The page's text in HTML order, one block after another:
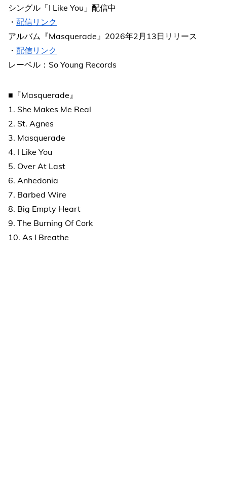
シングル「I Like You」配信中
・ 配信リンク
アルバム『Masquerade』2026年2月13日リリース
・ 配信リンク
レーベル：So Young Records
■『Masquerade』
1. She Makes Me Real
2. St. Agnes
3. Masquerade
4. I Like You
5. Over At Last
6. Anhedonia
7. Barbed Wire
8. Big Empty Heart
9. The Burning Of Cork
10. As I Breathe